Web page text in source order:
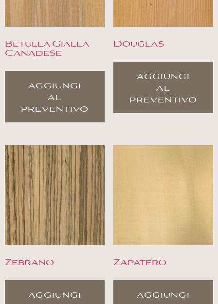
Betulla Gialla
Canadese
aggiungi
al
preventivo
Douglas
aggiungi
al
preventivo
Zebrano
aggiungi
Zapatero
aggiungi